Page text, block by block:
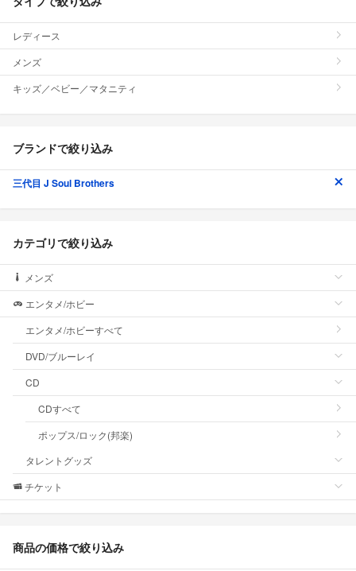
レディース
メンズ
キッズ／ベビー／マタニティ
ブランドで絞り込み
三代目 J Soul Brothers
カテゴリで絞り込み
メンズ
エンタメ/ホビー
エンタメ/ホビーすべて
DVD/ブルーレイ
CD
CDすべて
ポップス/ロック(邦楽)
タレントグッズ
チケット
商品の価格で絞り込み